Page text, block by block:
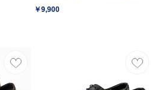
￥9,900